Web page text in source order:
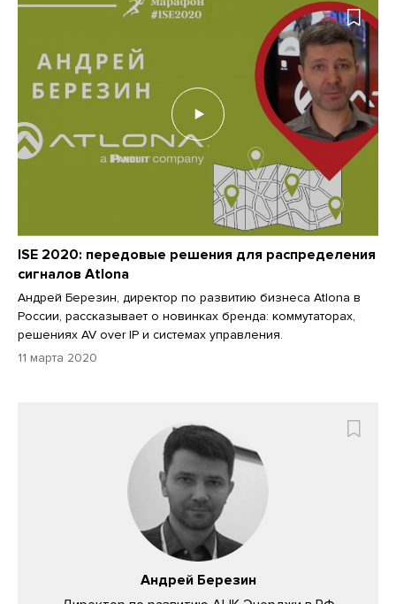
ISE 2020: передовые решения для распределения
сигналов Atlona
Андрей Березин, директор по развитию бизнеса Atlona в
России, рассказывает о новинках бренда: коммутаторах,
решениях AV over IP и системах управления.
11 марта 2020
Андрей Березин